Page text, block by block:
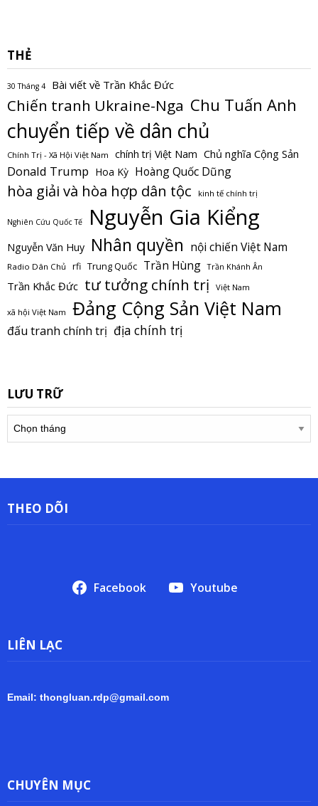
THẺ
30 Tháng 4 Bài viết về Trần Khắc Đức
Chiến tranh Ukraine-Nga Chu Tuấn Anh
chuyển tiếp về dân chủ
Chính Trị - Xã Hội Việt Nam chính trị Việt Nam Chủ nghĩa Cộng Sản
Donald Trump Hoa Kỳ Hoàng Quốc Dũng
hòa giải và hòa hợp dân tộc kinh tế chính trị
Nghiên Cứu Quốc Tế Nguyễn Gia Kiểng
Nguyễn Văn Huy Nhân quyền nội chiến Việt Nam
Radio Dân Chủ rfi Trung Quốc Trần Hùng Trần Khánh Ân
Trần Khắc Đức tư tưởng chính trị Việt Nam
xã hội Việt Nam Đảng Cộng Sản Việt Nam
đấu tranh chính trị địa chính trị
LƯU TRỮ
Lưu
THEO DÕI
Facebook Youtube
LIÊN LẠC
Email: thongluan.rdp@gmail.com
CHUYÊN MỤC